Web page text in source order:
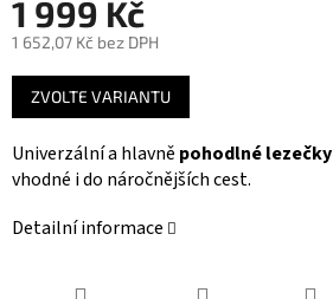
1 999 Kč
1 652,07 Kč bez DPH
Měrná
cena:
ZVOLTE VARIANTU
Univerzální a hlavně pohodlné lezečky
vhodné i do náročnějších cest.
Detailní informace